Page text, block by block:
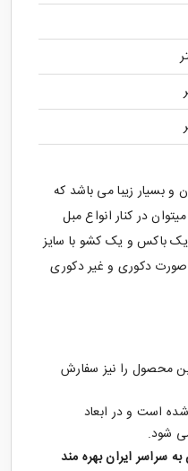
بسیار زیبا می باشد که
در کنار انواع مبل
یک باکس و یک کشو با سایز
دکوری و غیر دکوری
محصول را نیز سفارش
است و در ابعاد
به سراسر ایران بهره مند